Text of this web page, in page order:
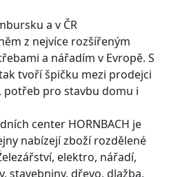
a v ČR
z nejvíce rozšířeným
a nářadím v Evropě. S
tvoří špičku mezi prodejci
potřeb pro stavbu domu i
center HORNBACH je
nabízejí zboží rozdělené
elektro, nářadí,
stavebniny, dřevo, dlažba,